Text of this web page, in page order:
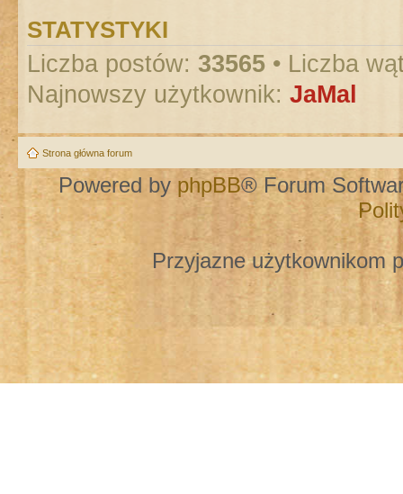
STATYSTYKI
Liczba postów: 33565 • Liczba
Najnowszy użytkownik: JaMal
Strona główna forum
Powered by phpBB® Forum
Przyjazne użytkownikom